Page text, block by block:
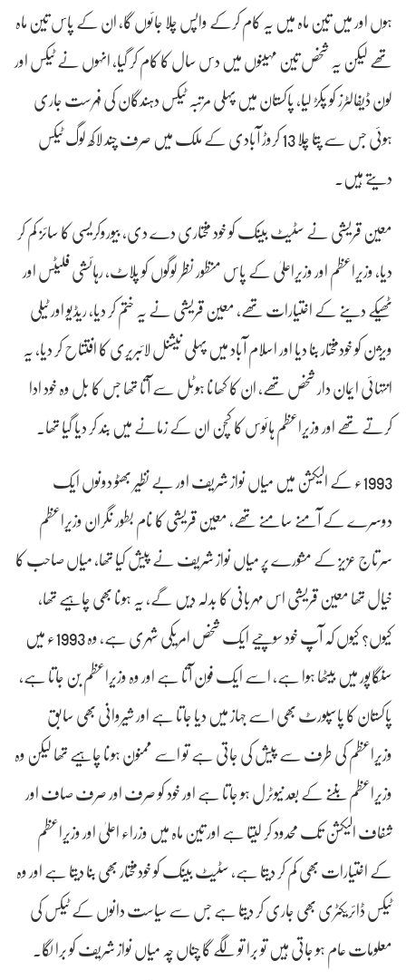
ہوں اور میں تین ماہ میں یہ کام کرکے واپس چلا جائوں گا، ان کے پاس تین ماہ
تھے لیکن یہ شخص تین مہینوں میں دس سال کا کام کر گیا، انہوں نے ٹیکس اور
لون ڈیفالٹرز کو پکڑ لیا، پاکستان میں پہلی مرتبہ ٹیکس دہندگان کی فہرست جاری
ہوئی جس سے پتا چلا 13 کروڑ آبادی کے ملک میں صرف چند لاکھ لوگ ٹیکس
دیتے ہیں۔
معین قریشی نے سٹیٹ بینک کو خود مختاری دے دی، بیوروکریسی کا سائز کم کر
دیا، وزیراعظم اور وزیراعلیٰ کے پاس منظور نظر لوگوں کو پلاٹ، رہائشی فلیٹس اور
ٹھیکے دینے کے اختیارات تھے، معین قریشی نے یہ ختم کر دیا، ریڈیو اور ٹیلی
ویژن کو خودمختار بنا دیا اور اسلام آباد میں پہلی نیشنل لائبریری کا افتتاح کر دیا، یہ
انتہائی ایمان دار شخص تھے، ان کا کھانا ہوٹل سے آتا تھا جس کا بل وہ خود ادا
کرتے تھے اور وزیراعظم ہائوس کا کچن ان کے زمانے میں بند کر دیا گیا تھا۔
1993ء کے الیکشن میں میاں نواز شریف اور بے نظیر بھٹو دونوں ایک
دوسرے کے آمنے سامنے تھے، معین قریشی کا نام بطور نگران وزیراعظم
سرتاج عزیز کے مشورے پر میاں نواز شریف نے پیش کیا تھا، میاں صاحب کا
خیال تھا معین قریشی اس مہربانی کا بدلہ دیں گے، یہ ہونا بھی چاہیے تھا،
کیوں؟ کیوں کہ آپ خود سوچیے ایک شخص امریکی شہری ہے، وہ 1993ء میں
سنگاپور میں بیٹھا ہوا ہے، اسے ایک فون آتا ہے اور وہ وزیراعظم بن جاتا ہے،
پاکستان کا پاسپورٹ بھی اسے جہاز میں دیا جاتا ہے اور شیروانی بھی سابق
وزیراعظم کی طرف سے پیش کی جاتی ہے تو اسے ممنون ہونا چاہیے تھا لیکن وہ
وزیراعظم بننے کے بعد نیوٹرل ہو جاتا ہے اور خود کو صرف اور صرف صاف اور
شفاف الیکشن تک محدود کر لیتا ہے اور تین ماہ میں وزراء اعلیٰ اور وزیراعظم
کے اختیارات بھی کم کر دیتا ہے، سٹیٹ بینک کو خودمختار بھی بنا دیتا ہے اور وہ
ٹیکس ڈائریکٹری بھی جاری کر دیتا ہے جس سے سیاست دانوں کے ٹیکس کی
معلومات عام ہو جاتی ہیں تو برا تو لگے گا چناں چہ میاں نواز شریف کو برا لگا۔